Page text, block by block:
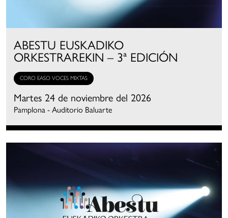
ABESTU EUSKADIKO
ORKESTRAREKIN – 3ª EDICIÓN
CORO EASO VOCES MIXTAS
Martes 24 de noviembre del 2026
Pamplona - Auditorio Baluarte